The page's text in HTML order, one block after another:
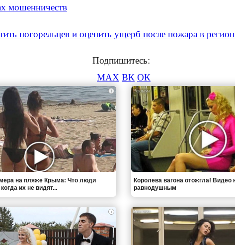
мошенничеств
погорельцев и оценить ущерб после пожара в
Подпишитесь:
MAX ВК ОК
i
на пляже Крыма: Что люди
их не видят...
Королева вагона отожгла! Видео
равнодушным
i